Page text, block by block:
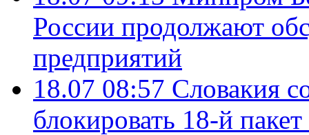
России продолжают
предприятий
18.07 08:57 Словакия
блокировать 18-й